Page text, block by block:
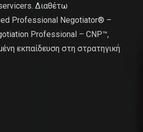
Διαθέτω
Professional Negotiator® –
Professional – CNP™,
εκπαίδευση στη στρατηγική